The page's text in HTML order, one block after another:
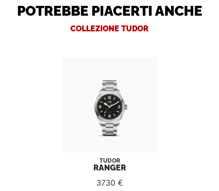
POTREBBE PIACERTI ANCHE
COLLEZIONE TUDOR
TUDOR
RANGER
3730 €